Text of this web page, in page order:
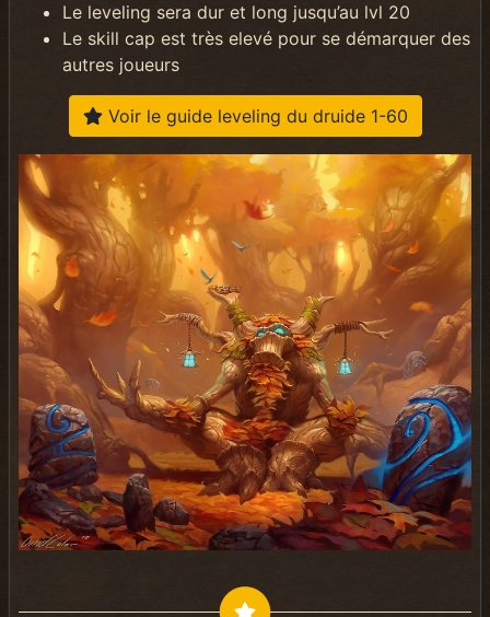
Le leveling sera dur et long jusqu’au lvl 20
Le skill cap est très elevé pour se démarquer des
autres joueurs
Voir le guide leveling du druide 1-60